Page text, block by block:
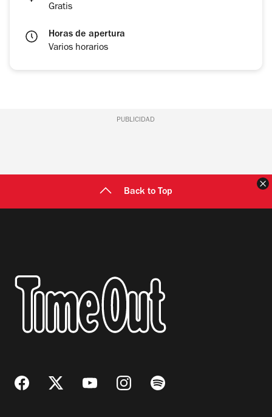
Gratis
Horas de apertura
Varios horarios
PUBLICIDAD
Back to Top